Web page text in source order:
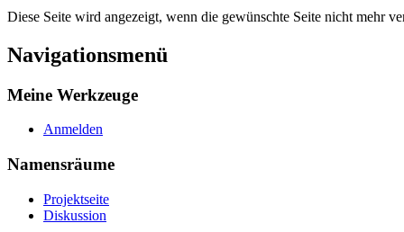
Diese Seite wird angezeigt, wenn die gewünschte Seite nicht mehr
Navigationsmenü
Meine Werkzeuge
Anmelden
Namensräume
Projektseite
Diskussion